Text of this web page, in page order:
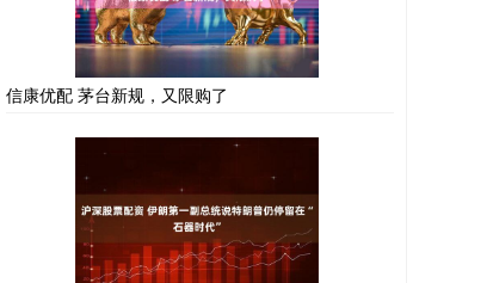
信康优配 茅台新规，又限购了